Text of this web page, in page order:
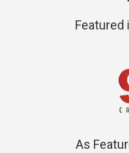
Featured
As